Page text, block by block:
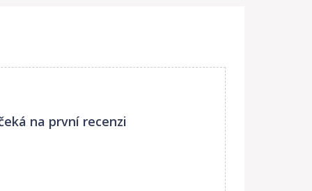
na první recenzi